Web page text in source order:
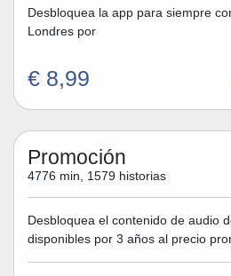
Desbloquea la app para siempre
Londres por
€ 8,99
Promoción
4776 min, 1579 historias
Desbloquea el contenido de audio
disponibles por 3 años al precio